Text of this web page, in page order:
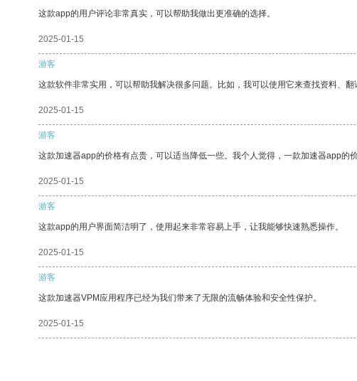
这款app的用户评论非常真实，可以帮助我做出更准确的选择。
2025-01-15
游客
这款软件非常实用，可以帮助我解决很多问题。比如，我可以使用它来查找资料、翻
2025-01-15
游客
这款加速器app的价格有点贵，可以适当降低一些。我个人觉得，一款加速器app的
2025-01-15
游客
这款app的用户界面简洁明了，使用起来非常容易上手，让我能够快速熟悉操作。
2025-01-15
游客
这款加速器VPM应用程序已经为我们带来了无限的流畅体验和安全性保护。
2025-01-15